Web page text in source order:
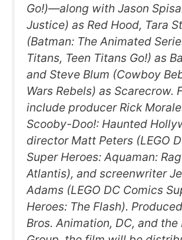
Go!)—along with Jason
Justice) as Red Hood, Tara
(Batman: The Animated
Titans, Teen Titans Go!) as
and Steve Blum (Cowboy
Wars Rebels) as Scarecrow.
include producer Rick
Scooby-Doo!: Haunted
director Matt Peters (LEGO
Super Heroes: Aquaman:
Atlantis), and screenwriter
Adams (LEGO DC Comics
Heroes: The Flash).
Bros. Animation, DC, and the